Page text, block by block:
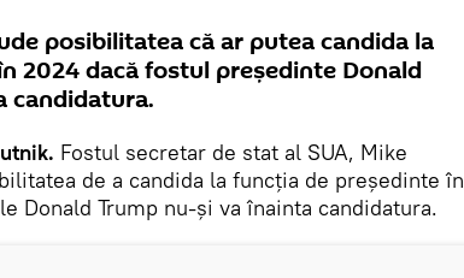
posibilitatea că ar putea candida la
2024 dacă fostul președinte Donald
candidatura.
Fostul secretar de stat al SUA, Mike
de a candida la funcția de președinte în
Donald Trump nu-și va înainta candidatura.